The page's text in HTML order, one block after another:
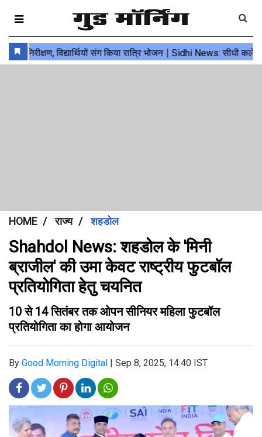
HOME राज्य शहडोल
Shahdol News: शहडोल के 'मिनी
ब्राजील' की उमा केवट राष्ट्रीय फुटबॉल
प्रतियोगिता हेतु चयनित
10 से 14 सितंबर तक ओपन सीनियर महिला फुटबॉल
प्रतियोगिता का होगा आयोजन
By Good Morning Digital | Sep 8, 2025, 14:40 IST